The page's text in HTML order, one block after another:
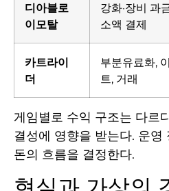
디아블로
이모탈
강화·장비 과
소액 결제
카트라이
더
부분유료화,
트, 거래
게임별로 수익 구조는 다르
결성에 영향을 받는다. 운영
돈의 흐름을 결정한다.